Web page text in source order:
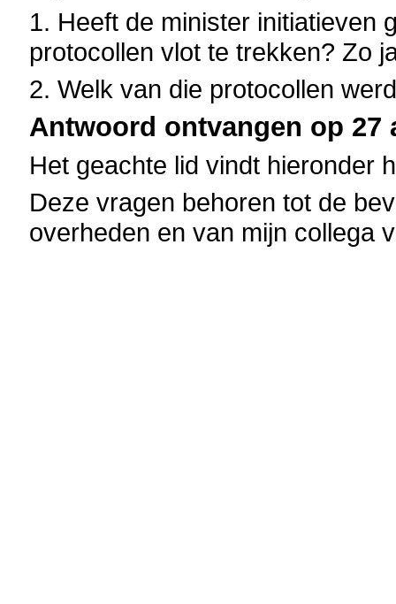
1. Heeft de minister initiatieven
protocollen vlot te trekken? Zo
2. Welk van die protocollen
Antwoord ontvangen op 27
Het geachte lid vindt hieronder
Deze vragen behoren tot de
overheden en van mijn collega